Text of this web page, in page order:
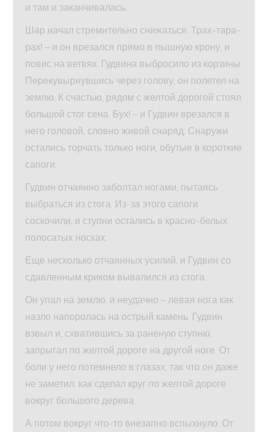
и там и заканчивалась.
Шар начал стремительно снижаться. Трах-тара-
рах! – и он врезался прямо в пышную крону, и
повис на ветвях. Гудвина выбросило из корзины.
Перекувырнувшись через голову, он полетел на
землю. К счастью, рядом с желтой дорогой стоял
большой стог сена. Бух! – и Гудвин врезался в
него головой, словно живой снаряд. Снаружи
остались торчать только ноги, обутые в короткие
сапоги.
Гудвин отчаянно заболтал ногами, пытаясь
выбраться из стога. Из-за этого сапоги
соскочили, и ступни остались в красно-белых
полосатых носках.
Еще несколько отчаянных усилий, и Гудвин со
сдавленным криком вывалился из стога.
Он упал на землю, и неудачно – левая нога как
назло напоролась на острый камень. Гудвин
взвыл и, схватившись за раненую ступню,
запрыгал по желтой дороге на другой ноге. От
боли у него потемнело в глазах, так что он даже
не заметил, как сделал круг по желтой дороге
вокруг большого дерева.
А потом вокруг что-то внезапно вспыхнуло. От